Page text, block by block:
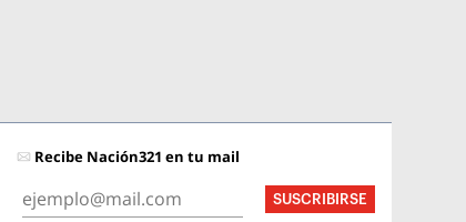
Recibe Nación321 en tu mail
SUSCRIBIRSE